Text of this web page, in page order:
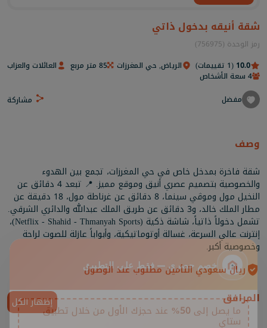
شقة أنيقه بدخول ذاتي
رمز الوحدة (756975)
10.0 (1 تقييمات) الرياض, حي المغرزات 85 متر مربع
العائلات والعزاب
4 سعة الأشخاص
مفضل
مشاركة
وصف
شقة فاخرة بمدخل خاص في حي المغرزات، تجمع بين الهدوء
والخصوصية بتصميم عصري أنيق وموقع مميز. 📍 تبعد 4 دقائق عن
النخيل مول وموڤي سينما، 8 دقائق عن غرناطة مول، 18 دقيقة عن
مطار الملك خالد، و3 دقائق عن طريق الملك عبدالله والدائري الشرقي.
تشمل دخولاً ذاتياً، شاشة ذكية (Netflix - Shahid - Thmanyah Sports)،
إنترنت عالي السرعة، غسالة أوتوماتيكية، وأبواباً عازلة للصوت لراحة
وخصوصية أكبر.
ريال سعودي التأمين مطلوب عند الوصول
المرافق إظهار الكل
خصم حصري — فقط على التطبيق